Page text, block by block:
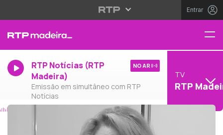
Entrar
RTP Notícias (RTP
Madeira)
Emissão em simultâneo com RTP
Notícias
NO AR
TV
RTP